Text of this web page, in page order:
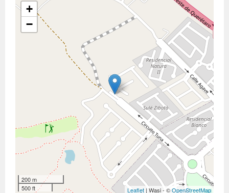
+
−
200 m
500 ft
Leaflet | Wasi - ©OpenStreetMap